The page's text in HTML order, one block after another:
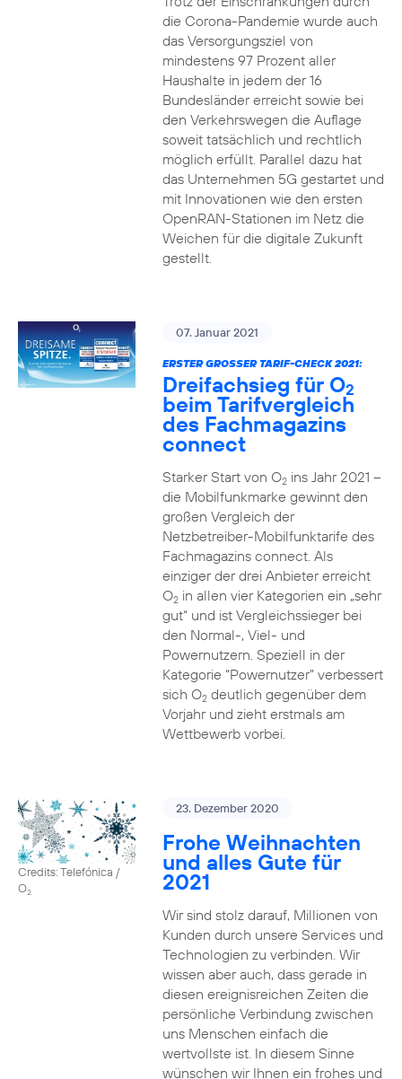
die Corona-Pandemie wurde auch
das Versorgungsziel von
mindestens 97 Prozent aller
Haushalte in jedem der 16
Bundesländer erreicht sowie bei
den Verkehrswegen die Auflage
soweit tatsächlich und rechtlich
möglich erfüllt. Parallel dazu hat
das Unternehmen 5G gestartet und
mit Innovationen wie den ersten
OpenRAN-Stationen im Netz die
Weichen für die digitale Zukunft
gestellt.
07. Januar 2021
ERSTER GROSSER TARIF-CHECK 2021:
Dreifachsieg für O2
beim Tarifvergleich
des Fachmagazins
connect
Starker Start von O2ins Jahr 2021 –
die Mobilfunkmarke gewinnt den
großen Vergleich der
Netzbetreiber-Mobilfunktarife des
Fachmagazins connect. Als
einziger der drei Anbieter erreicht
O2in allen vier Kategorien ein „sehr
gut“ und ist Vergleichssieger bei
den Normal-, Viel- und
Powernutzern. Speziell in der
Kategorie “Powernutzer” verbessert
sich O2deutlich gegenüber dem
Vorjahr und zieht erstmals am
Wettbewerb vorbei.
Credits: Telefónica /
O2
23. Dezember 2020
Frohe Weihnachten
und alles Gute für
2021
Wir sind stolz darauf, Millionen von
Kunden durch unsere Services und
Technologien zu verbinden. Wir
wissen aber auch, dass gerade in
diesen ereignisreichen Zeiten die
persönliche Verbindung zwischen
uns Menschen einfach die
wertvollste ist. In diesem Sinne
wünschen wir Ihnen ein frohes und